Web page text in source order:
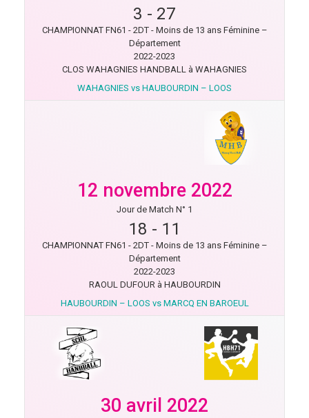
3 - 27
CHAMPIONNAT FN61 - 2DT - Moins de 13 ans Féminine –
Département
2022-2023
CLOS WAHAGNIES HANDBALL à WAHAGNIES
WAHAGNIES vs HAUBOURDIN – LOOS
12 novembre 2022
Jour de Match N° 1
18 - 11
CHAMPIONNAT FN61 - 2DT - Moins de 13 ans Féminine –
Département
2022-2023
RAOUL DUFOUR à HAUBOURDIN
HAUBOURDIN – LOOS vs MARCQ EN BAROEUL
30 avril 2022